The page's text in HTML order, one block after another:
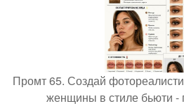
Промт 65. Создай
женщины в стиле бьюти -